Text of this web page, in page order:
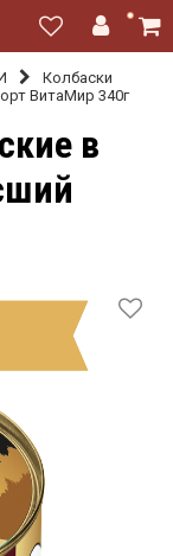
Колбаски
ВитаМир 340г
в